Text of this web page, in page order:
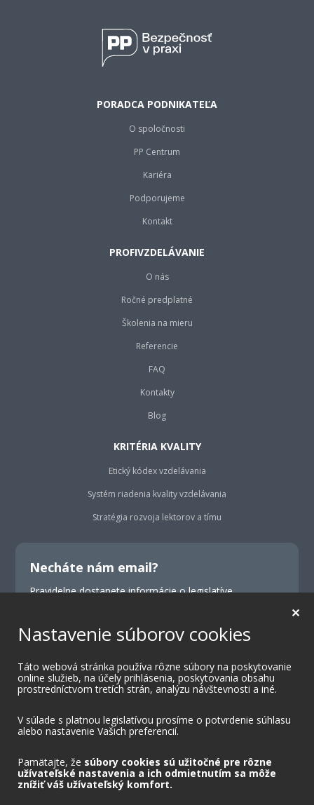
Nastavenie súborov cookies
Táto webová stránka používa rôzne súbory na poskytovanie
online služieb, na účely prihlásenia, poskytovania obsahu
prostredníctvom tretích strán, analýzu návštevnosti a iné.
V súlade s platnou legislatívou prosíme o potvrdenie súhlasu
alebo nastavenie Vašich preferencií.
Pamätajte, že súbory cookies sú užitočné pre rôzne
užívateľské nastavenia a ich odmietnutím sa môže
znížiť váš užívateľský komfort.
✕
PORADCA PODNIKATEĽA
O spoločnosti
PP Centrum
Kariéra
Podporujeme
Kontakt
PROFIVZDELÁVANIE
O nás
Ročné predplatné
Školenia na mieru
Referencie
FAQ
Kontakty
Blog
KRITÉRIA KVALITY
Etický kódex vzdelávania
Systém riadenia kvality vzdelávania
Stratégia rozvoja lektorov a tímu
Necháte nám email?
Pravidelne dostanete informácie o legislatíve,
Odoslať
Odoslaním formulára súhlasíte s doručovaním
marketingovej komunikácie.